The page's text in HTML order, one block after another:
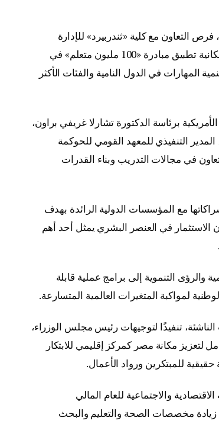
التعاون مع كلية «ثندربيرد» للإدارة
العالمية التابعة لجامعة ولاية أريزونا الأمريكية، بما في ذلك إمكانية تطبيق مبادرة «100 مليون متعلم» في
المهارات في الدول النامية والفئات الأكثر
برئاسة الدكتورة تشارلا غريفي براون،
التنفيذي للمعهد القومي للحوكمة
في مجالات التدريب وبناء القدرات
مع المؤسسات الدولية الرائدة بهدف
الاستثمار في العنصر البشري يمثل أحد أهم
التنموية إلى برامج عملية قابلة
لمواكبة المتغيرات العالمية المتسارعة.
تنفيذًا لتوجيهات رئيس مجلس الوزراء،
لتعزيز مكانة مصر كمركز إقليمي للابتكار
للمبتكرين ورواد الأعمال.
والاجتماعية للعام المالي
مع زيادة مخصصات الصحة والتعليم والبحث